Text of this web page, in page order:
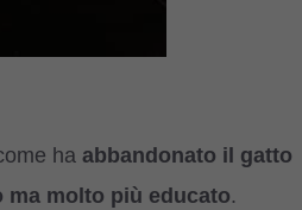
ha abbandonato il gatto
ma molto più educato.